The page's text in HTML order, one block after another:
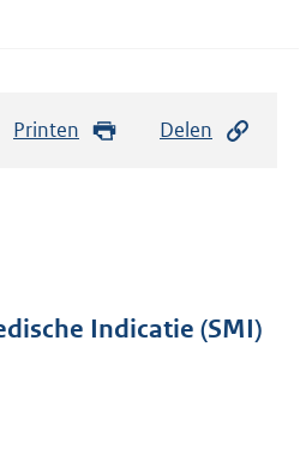
Printen Delen
Indicatie (SMI)